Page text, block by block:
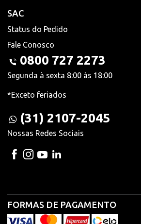
SAC
Status do Pedido
Fale Conosco
0800 727 2273
Segunda à sexta 8:00 às 18:00
*Exceto feriados
(31) 2107-2045
Nossas Redes Sociais
FORMAS DE PAGAMENTO